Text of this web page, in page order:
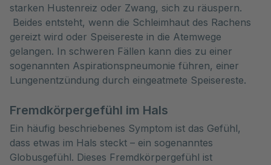
starken Hustenreiz oder Zwang, sich zu räuspern.
Beides entsteht, wenn die Schleimhaut des Rachens
gereizt wird oder Speisereste in die Atemwege
gelangen. In schweren Fällen kann dies zu einer
sogenannten Aspirationspneumonie führen, einer
Lungenentzündung durch eingeatmete Speisereste.
Fremdkörpergefühl im Hals
Ein häufig beschriebenes Symptom ist das Gefühl,
dass etwas im Hals steckt – ein sogenanntes
Globusgefühl. Dieses Fremdkörpergefühl ist